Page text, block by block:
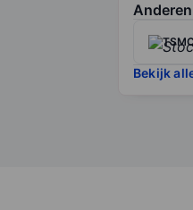
Bekijk